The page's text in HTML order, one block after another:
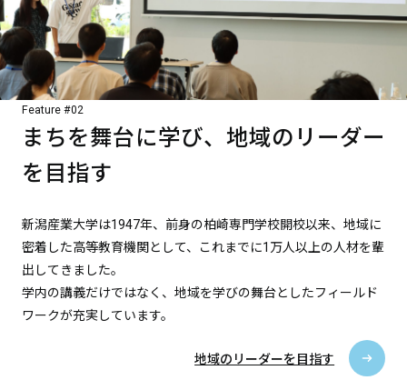
Feature #02
まちを舞台に学び、地域のリーダー
を目指す
新潟産業大学は1947年、前身の柏崎専門学校開校以来、地域に
密着した高等教育機関として、これまでに1万人以上の人材を輩
出してきました。
学内の講義だけではなく、地域を学びの舞台としたフィールド
ワークが充実しています。
地域のリーダーを目指す